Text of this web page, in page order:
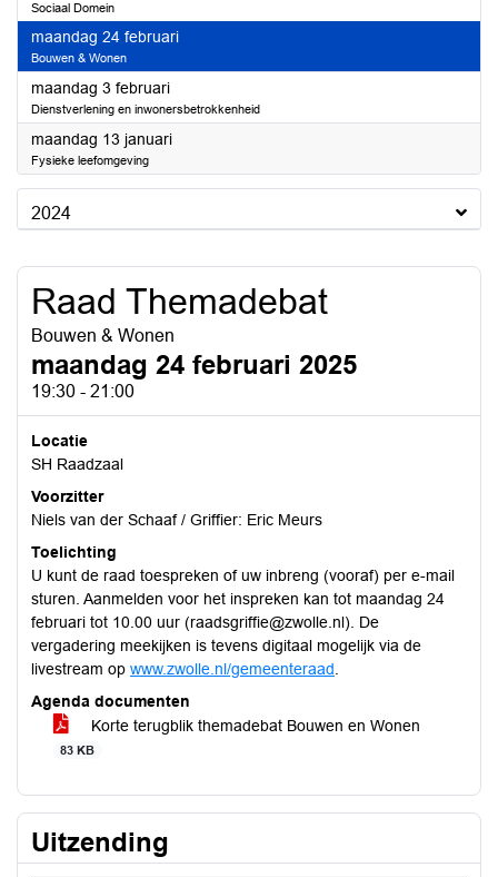
Sociaal Domein
maandag 24 februari2025
Bouwen & Wonen
maandag 3 februari2025
Dienstverlening en inwonersbetrokkenheid
maandag 13 januari2025
Fysieke leefomgeving
2024
Raad Themadebat
Bouwen & Wonen
maandag 24 februari 2025
19:30 - 21:00
Locatie
SH Raadzaal
Voorzitter
Niels van der Schaaf / Griffier: Eric Meurs
Toelichting
U kunt de raad toespreken of uw inbreng (vooraf) per e-mail
sturen. Aanmelden voor het inspreken kan tot maandag 24
februari tot 10.00 uur (raadsgriffie@zwolle.nl). De
vergadering meekijken is tevens digitaal mogelijk via de
livestream op www.zwolle.nl/gemeenteraad
Agenda documenten
Korte terugblik themadebat Bouwen en Wonen
83 KB
Uitzending